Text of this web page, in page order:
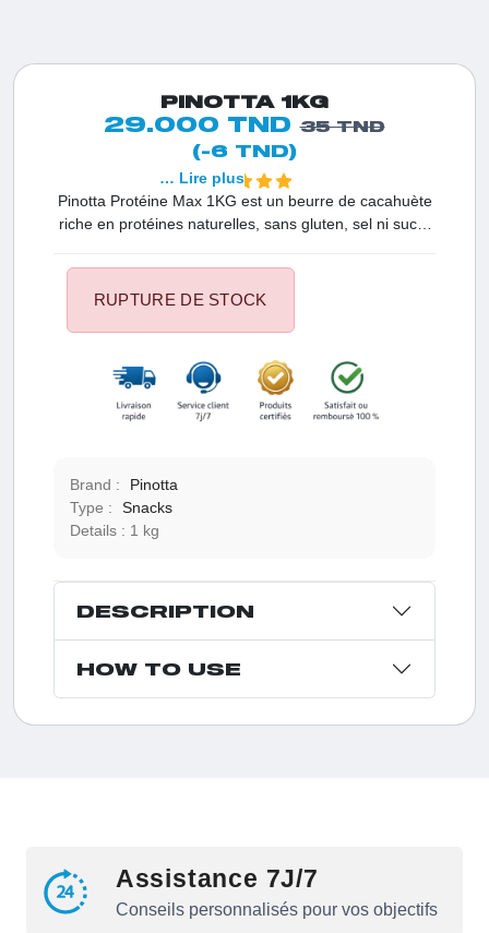
PINOTTA 1KG
29.000 TND 35 TND
(-6 TND)
Pinotta Protéine Max 1KG est un beurre de cacahuète
riche en protéines naturelles, sans gluten, sel ni sucre
16g de glucides et 49g de lipides, ainsi qu'une gamme
étendue de vitamines et minéraux essentiels pour une
… Lire plus
RUPTURE DE STOCK
Brand :
Pinotta
Type :
Snacks
Details :
1 kg
DESCRIPTION
HOW TO USE
Assistance 7J/7
Conseils personnalisés pour vos objectifs